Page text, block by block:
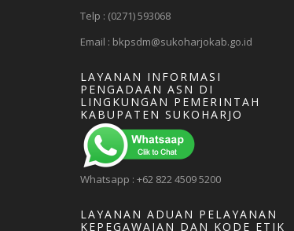
Telp : (0271) 593068
Email : bkpsdm@sukoharjokab.go.id
LAYANAN INFORMASI
PENGADAAN ASN DI
LINGKUNGAN PEMERINTAH
KABUPATEN SUKOHARJO
Whatsapp : +62 822 4509 5200
LAYANAN ADUAN PELAYANAN
KEPEGAWAIAN DAN KODE ETIK